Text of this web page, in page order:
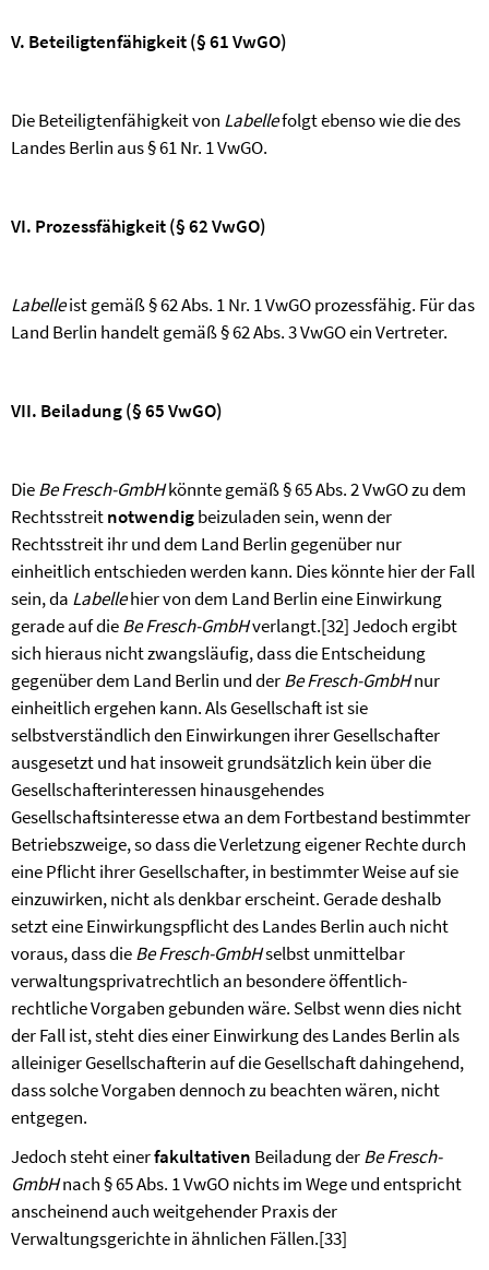
V. Beteiligtenfähigkeit (§ 61 VwGO)
Die Beteiligtenfähigkeit von Labellefolgt ebenso wie die des
Landes Berlin aus § 61 Nr. 1 VwGO.
VI. Prozessfähigkeit (§ 62 VwGO)
Labelleist gemäß § 62 Abs. 1 Nr. 1 VwGO prozessfähig. Für das
Land Berlin handelt gemäß § 62 Abs. 3 VwGO ein Vertreter.
VII. Beiladung (§ 65 VwGO)
DieBe Fresch-GmbHkönnte gemäß § 65 Abs. 2 VwGO zu dem
Rechtsstreitnotwendigbeizuladen sein, wenn der
Rechtsstreit ihr und dem Land Berlin gegenüber nur
einheitlich entschieden werden kann. Dies könnte hier der Fall
sein, da Labellehier von dem Land Berlin eine Einwirkung
gerade auf dieBe Fresch-GmbHverlangt.[32]Jedoch ergibt
sich hieraus nicht zwangsläufig, dass die Entscheidung
gegenüber dem Land Berlin und derBe Fresch-GmbHnur
einheitlich ergehen kann. Als Gesellschaft ist sie
selbstverständlich den Einwirkungen ihrer Gesellschafter
ausgesetzt und hat insoweit grundsätzlich kein über die
Gesellschafterinteressen hinausgehendes
Gesellschaftsinteresse etwa an dem Fortbestand bestimmter
Betriebszweige, so dass die Verletzung eigener Rechte durch
eine Pflicht ihrer Gesellschafter, in bestimmter Weise auf sie
einzuwirken, nicht als denkbar erscheint. Gerade deshalb
setzt eine Einwirkungspflicht des Landes Berlin auch nicht
voraus, dass dieBe Fresch-GmbHselbst unmittelbar
verwaltungsprivatrechtlich an besondere öffentlich-
rechtliche Vorgaben gebunden wäre. Selbst wenn dies nicht
der Fall ist, steht dies einer Einwirkung des Landes Berlin als
alleiniger Gesellschafterin auf die Gesellschaft dahingehend,
dass solche Vorgaben dennoch zu beachten wären, nicht
entgegen.
Jedoch steht einerfakultativen Beiladung derBe Fresch-
GmbHnach § 65 Abs. 1 VwGO nichts im Wege und entspricht
anscheinend auch weitgehender Praxis der
Verwaltungsgerichte in ähnlichen Fällen.[33]